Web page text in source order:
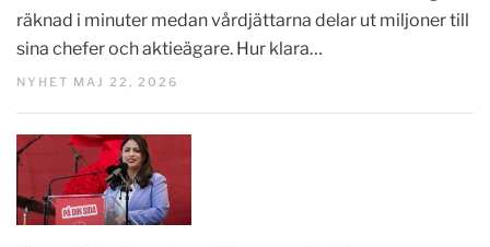
räknad i minuter medan vårdjättarna delar ut miljoner till
sina chefer och aktieägare. Hur klara…
NYHET MAJ 22, 2026